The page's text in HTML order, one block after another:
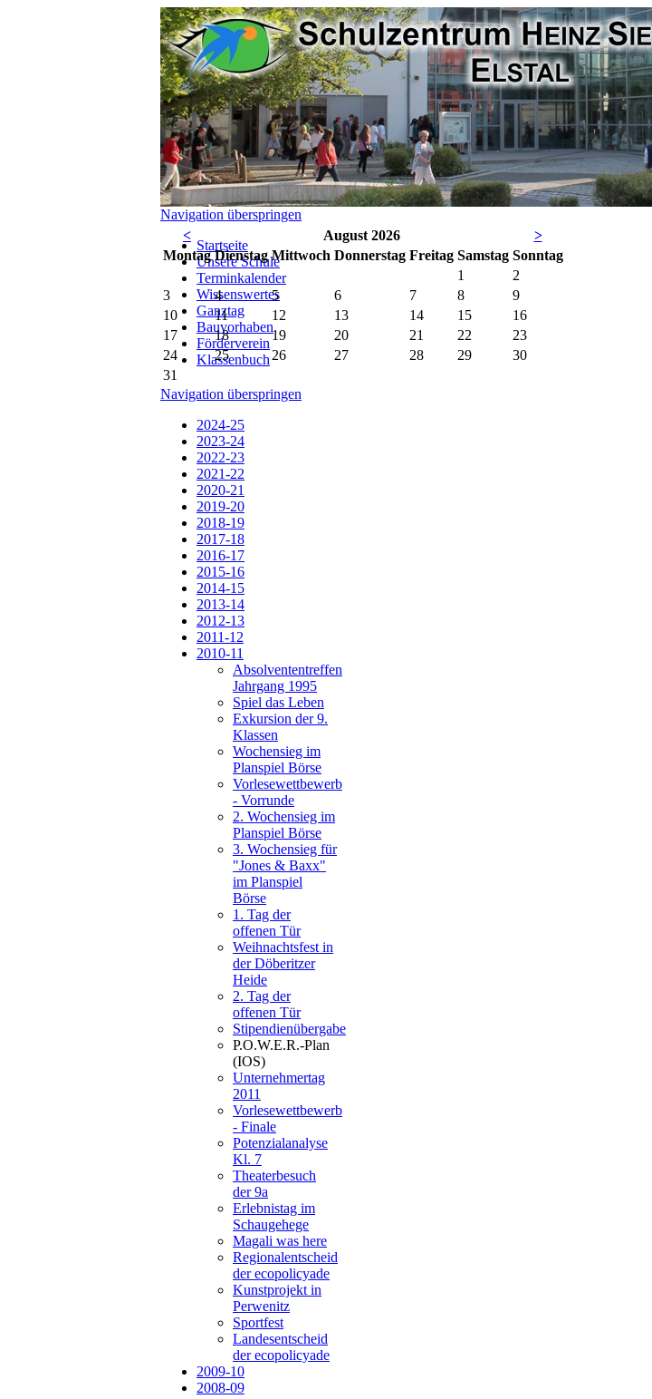
Navigation überspringen
Startseite
Unsere Schule
Terminkalender
Wissenswertes
Ganztag
Bauvorhaben
Förderverein
Klassenbuch
< August 2026
>
Montag Dienstag Mittwoch Donnerstag Freitag Samstag Sonntag
1
2
3
4 5 6 7 8
9
10
11 12 13 14 15
16
17
18 19 20 21 22
23
24
25 26 27 28 29
30
31
Navigation überspringen
2024-25
2023-24
2022-23
2021-22
2020-21
2019-20
2018-19
2017-18
2016-17
2015-16
2014-15
2013-14
2012-13
2011-12
2010-11
Absolvententreffen
Jahrgang 1995
Spiel das Leben
Exkursion der 9.
Klassen
Wochensieg im
Planspiel Börse
Vorlesewettbewerb
- Vorrunde
2. Wochensieg im
Planspiel Börse
3. Wochensieg für
"Jones & Baxx"
im Planspiel
Börse
1. Tag der
offenen Tür
Weihnachtsfest in
der Döberitzer
Heide
2. Tag der
offenen Tür
Stipendienübergabe
P.O.W.E.R.-Plan
(IOS)
Unternehmertag
2011
Vorlesewettbewerb
- Finale
Potenzialanalyse
Kl. 7
Theaterbesuch
der 9a
Erlebnistag im
Schaugehege
Magali was here
Regionalentscheid
der ecopolicyade
Kunstprojekt in
Perwenitz
Sportfest
Landesentscheid
der ecopolicyade
2009-10
2008-09